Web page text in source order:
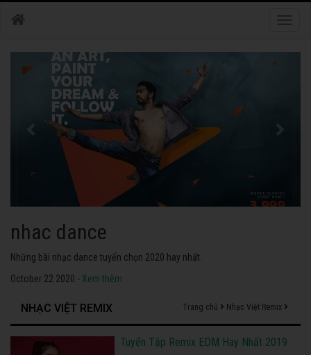
nhac dance
Những bài nhạc dance tuyển chọn 2020 hay nhất.
October 22 2020 - Xem thêm
NHẠC VIỆT REMIX Trang chủ Nhạc Việt Remix
Tuyển Tập Remix EDM Hay Nhất 2019